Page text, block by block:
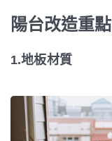
陽台改造重點
1.地板材質